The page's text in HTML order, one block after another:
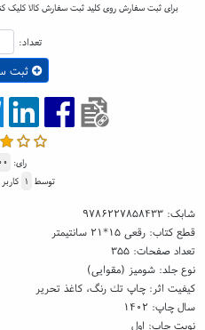
برای ثبت سفارش روی کلید ثبت سفارش کالا کلیک
تعداد:
ثبت
رای:
توسط ۱
شابک:۹۷۸۶۲۲۷۸۵۸۴۳۳
قطع کتاب: رقعی ۱۵*۲۱ سانتیمتر
تعداد صفحات: ۳۵۵
نوع جلد: شومیز (مقوایی)
کیفیت اثر: چاپ تك رنگ، کاغذ تحریر
سال چاپ: ۱۴۰۲
نوبت چاپ: اول